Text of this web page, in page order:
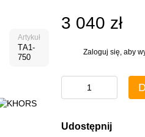
Artykuł
ТА1-
750
3 040 zł
Zaloguj się , aby
Udostępnij